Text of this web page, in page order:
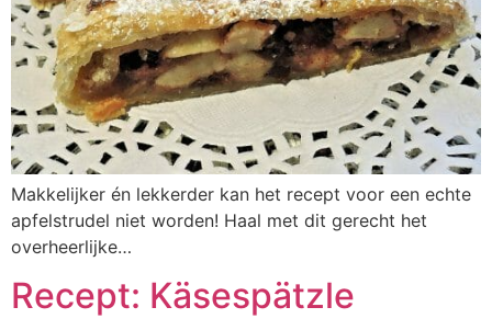
Makkelijker én lekkerder kan het recept voor een echte
apfelstrudel niet worden! Haal met dit gerecht het
overheerlijke…
Recept: Käsespätzle